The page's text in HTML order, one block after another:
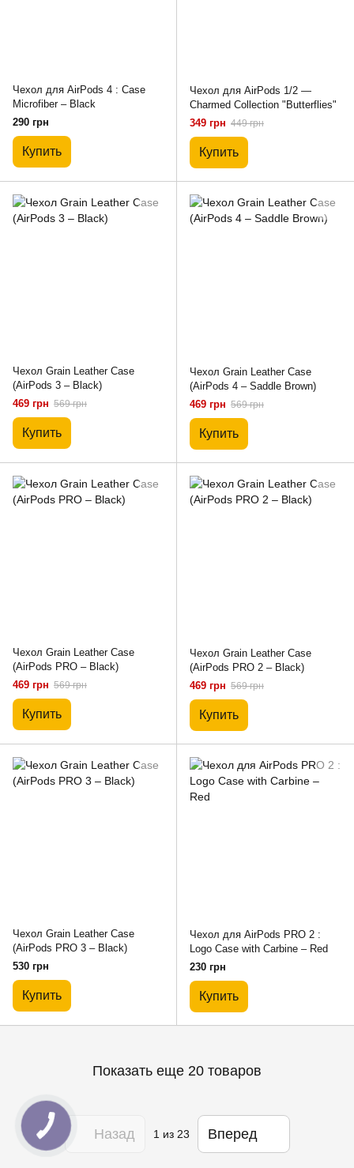
Чехол для AirPods 4 : Case
Microfiber – Black
290 грн
Купить
Чехол для AirPods 1/2 —
Charmed Collection "Butterflies"
349 грн 449 грн
Купить
Чехол Grain Leather Case
(AirPods 3 – Black)
469 грн 569 грн
Купить
Чехол Grain Leather Case
(AirPods 4 – Saddle Brown)
469 грн 569 грн
Купить
Чехол Grain Leather Case
(AirPods PRO – Black)
469 грн 569 грн
Купить
Чехол Grain Leather Case
(AirPods PRO 2 – Black)
469 грн 569 грн
Купить
Чехол Grain Leather Case
(AirPods PRO 3 – Black)
530 грн
Купить
Чехол для AirPods PRO 2 :
Logo Case with Carbine – Red
230 грн
Купить
Показать еще 20 товаров
Назад 1из 23 Вперед